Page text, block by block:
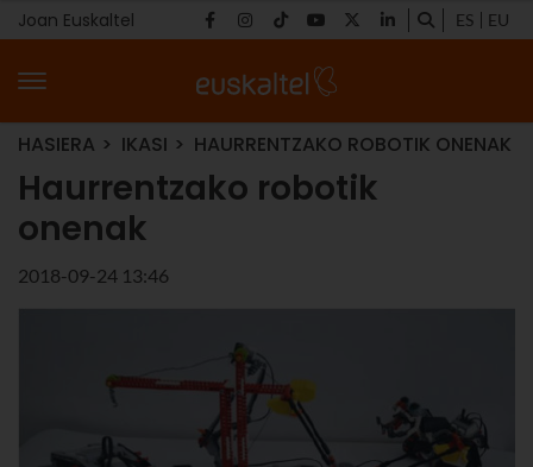
Joan Euskaltel ES EU
HASIERA IKASI HAURRENTZAKO ROBOTIK ONENAK
Haurrentzako robotik
onenak
2018-09-24 13:46